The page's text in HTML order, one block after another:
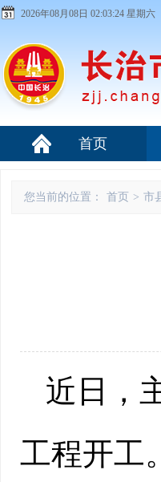
2026年08月08日 02:03:25 星期六
首页
您当前的位置： 首页 > 市
近日，
工程开工